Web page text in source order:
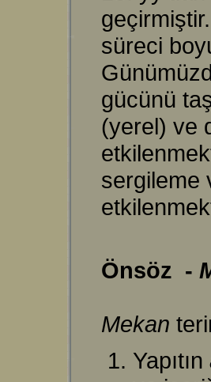
geçirmiştir.
süreci
gücünü
(yerel) ve
sergileme
Önsöz -
Mekan
Yapıtın